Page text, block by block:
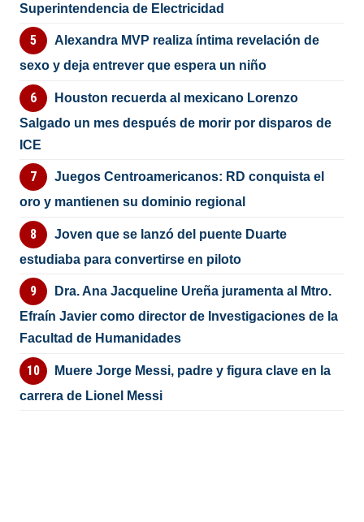
Superintendencia de Electricidad
Alexandra MVP realiza íntima revelación de
sexo y deja entrever que espera un niño
Houston recuerda al mexicano Lorenzo
Salgado un mes después de morir por disparos de
ICE
Juegos Centroamericanos: RD conquista el
oro y mantienen su dominio regional
Joven que se lanzó del puente Duarte
estudiaba para convertirse en piloto
Dra. Ana Jacqueline Ureña juramenta al Mtro.
Efraín Javier como director de Investigaciones de la
Facultad de Humanidades
Muere Jorge Messi, padre y figura clave en la
carrera de Lionel Messi